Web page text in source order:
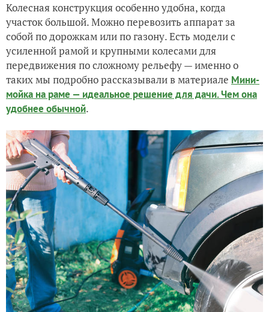
Колесная конструкция особенно удобна, когда
участок большой. Можно перевозить аппарат за
собой по дорожкам или по газону. Есть модели с
усиленной рамой и крупными колесами для
передвижения по сложному рельефу — именно о
таких мы подробно рассказывали в материале Мини-
мойка на раме — идеальное решение для дачи. Чем она
удобнее обычной.